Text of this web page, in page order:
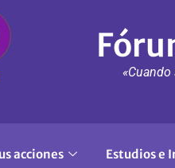
acciones Estudios e